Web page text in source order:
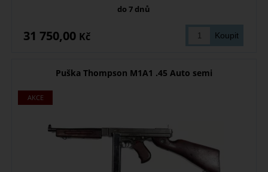
do 7 dnů
31 750,00 Kč
Puška Thompson M1A1 .45 Auto semi